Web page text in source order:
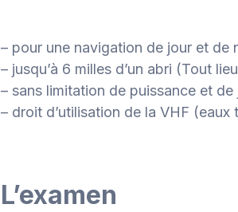
– pour une navigation de jour et de
– jusqu’à 6 milles d’un abri (Tout
– sans limitation de puissance et de
– droit d’utilisation de la VHF (eaux
L’examen